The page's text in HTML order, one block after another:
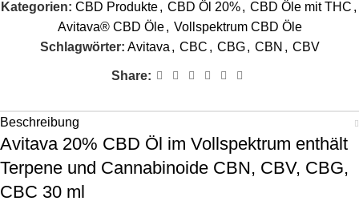
Kategorien: CBD Produkte, CBD Öl 20%, CBD Öle mit THC ,
Avitava® CBD Öle , Vollspektrum CBD Öle
Schlagwörter: Avitava , CBC , CBG , CBN , CBV
Share:
Beschreibung
Avitava 20% CBD Öl im Vollspektrum enthält
Terpene und Cannabinoide CBN, CBV, CBG,
CBC 30 ml